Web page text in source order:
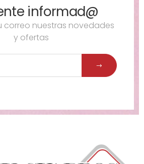
informad@
correo nuestras novedades
y ofertas